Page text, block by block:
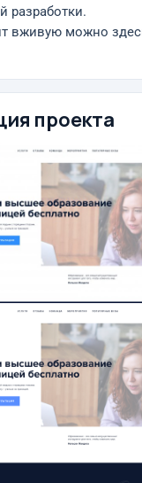
разработки.
вживую можно
проекта